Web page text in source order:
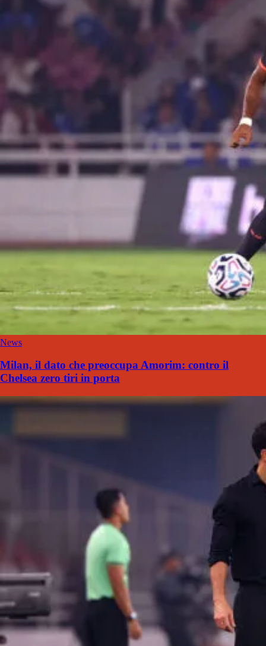
News
Milan, il dato che preoccupa Amorim: contro il
Chelsea zero tiri in porta